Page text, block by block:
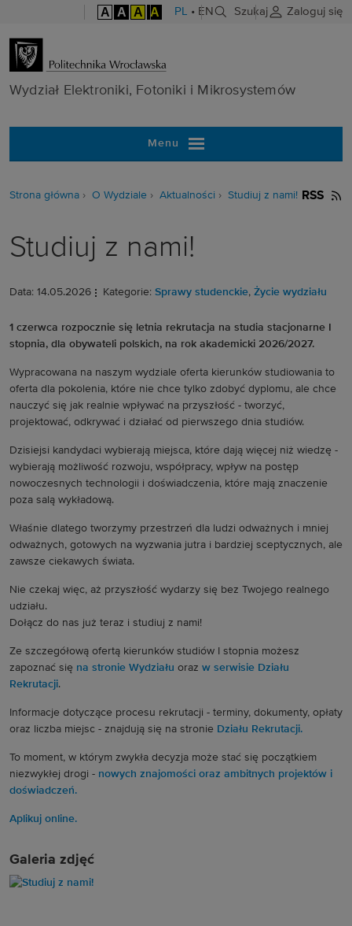
A A A A PL • EN Szukaj Zaloguj się
Wydział
Wydział Elektroniki, Fotoniki i Mikrosystemów
Menu
Strona główna O Wydziale Aktualności Studiuj z nami! RSS
Studiuj z nami!
Data: 14.05.2026 Kategorie: Sprawy studenckie, Życie wydziału
1 czerwca rozpocznie się letnia rekrutacja na studia stacjonarne I
stopnia, dla obywateli polskich, na rok akademicki 2026/2027.
Wypracowana na naszym wydziale oferta kierunków studiowania to
oferta dla pokolenia, które nie chce tylko zdobyć dyplomu, ale chce
nauczyć się jak realnie wpływać na przyszłość - tworzyć,
projektować, odkrywać i działać od pierwszego dnia studiów.
Dzisiejsi kandydaci wybierają miejsca, które dają więcej niż wiedzę -
wybierają możliwość rozwoju, współpracy, wpływ na postęp
nowoczesnych technologii i doświadczenia, które mają znaczenie
poza salą wykładową.
Właśnie dlatego tworzymy przestrzeń dla ludzi odważnych i mniej
odważnych, gotowych na wyzwania jutra i bardziej sceptycznych, ale
zawsze ciekawych świata.
Nie czekaj więc, aż przyszłość wydarzy się bez Twojego realnego
udziału.
Dołącz do nas już teraz i studiuj z nami!
Ze szczegółową ofertą kierunków studiów I stopnia możesz
zapoznać się na stronie Wydziału oraz w serwisie Działu
Rekrutacji.
Informacje dotyczące procesu rekrutacji - terminy, dokumenty, opłaty
oraz liczba miejsc - znajdują się na stronie Działu Rekrutacji.
To moment, w którym zwykła decyzja może stać się początkiem
niezwykłej drogi - nowych znajomości oraz ambitnych projektów i
doświadczeń.
Aplikuj online.
Galeria zdjęć